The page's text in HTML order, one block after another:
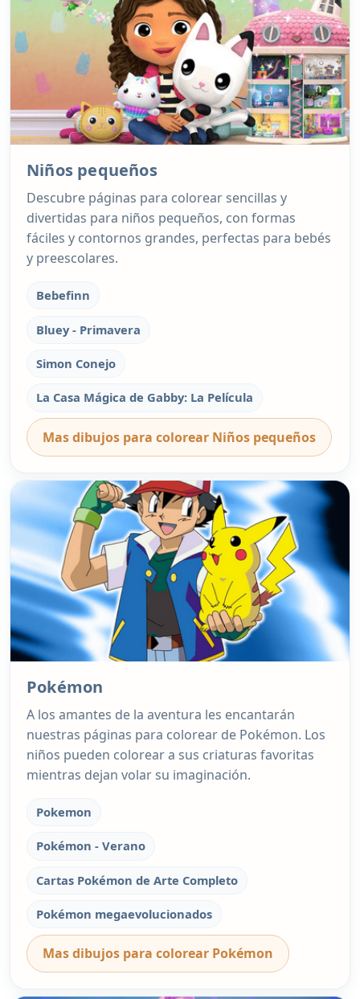
Niños pequeños
Descubre páginas para colorear sencillas y
divertidas para niños pequeños, con formas
fáciles y contornos grandes, perfectas para bebés
y preescolares.
Bebefinn
Bluey - Primavera
Simon Conejo
La Casa Mágica de Gabby: La Película
Mas dibujos para colorear Niños pequeños
Pokémon
A los amantes de la aventura les encantarán
nuestras páginas para colorear de Pokémon. Los
niños pueden colorear a sus criaturas favoritas
mientras dejan volar su imaginación.
Pokemon
Pokémon - Verano
Cartas Pokémon de Arte Completo
Pokémon megaevolucionados
Mas dibujos para colorear Pokémon